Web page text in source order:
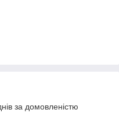
за домовленістю